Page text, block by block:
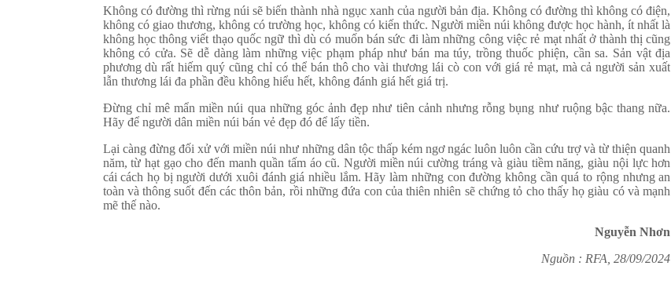
Không có đường thì rừng núi sẽ biến thành nhà ngục xanh của người bản địa. Không có đường thì không có điện,
không có giao thương, không có trường học, không có kiến thức. Người miền núi không được học hành, ít nhất là
không học thông viết thạo quốc ngữ thì dù có muốn bán sức đi làm những công việc rẻ mạt nhất ở thành thị cũng
không có cửa. Sẽ dễ dàng làm những việc phạm pháp như bán ma túy, trồng thuốc phiện, cần sa. Sản vật địa
phương dù rất hiếm quý cũng chỉ có thể bán thô cho vài thương lái cò con với giá rẻ mạt, mà cả người sản xuất
lẫn thương lái đa phần đều không hiểu hết, không đánh giá hết giá trị.
Đừng chỉ mê mẩn miền núi qua những góc ảnh đẹp như tiên cảnh nhưng rỗng bụng như ruộng bậc thang nữa.
Hãy để người dân miền núi bán vẻ đẹp đó để lấy tiền.
Lại càng đừng đối xử với miền núi như những dân tộc thấp kém ngơ ngác luôn luôn cần cứu trợ và từ thiện quanh
năm, từ hạt gạo cho đến manh quần tấm áo cũ. Người miền núi cường tráng và giàu tiềm năng, giàu nội lực hơn
cái cách họ bị người dưới xuôi đánh giá nhiều lắm. Hãy làm những con đường không cần quá to rộng nhưng an
toàn và thông suốt đến các thôn bản, rồi những đứa con của thiên nhiên sẽ chứng tỏ cho thấy họ giàu có và mạnh
mẽ thế nào.
Nguyễn Nhơn
Nguồn : RFA, 28/09/2024